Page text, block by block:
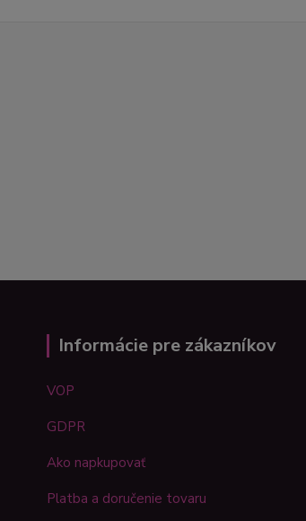
Informácie pre zákazníkov
VOP
GDPR
Ako napkupovať
Platba a doručenie tovaru